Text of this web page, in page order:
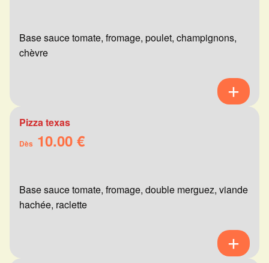
Base sauce tomate, fromage, poulet, champignons,
chèvre
Pizza texas
Dès 10.00 €
Base sauce tomate, fromage, double merguez, viande
hachée, raclette